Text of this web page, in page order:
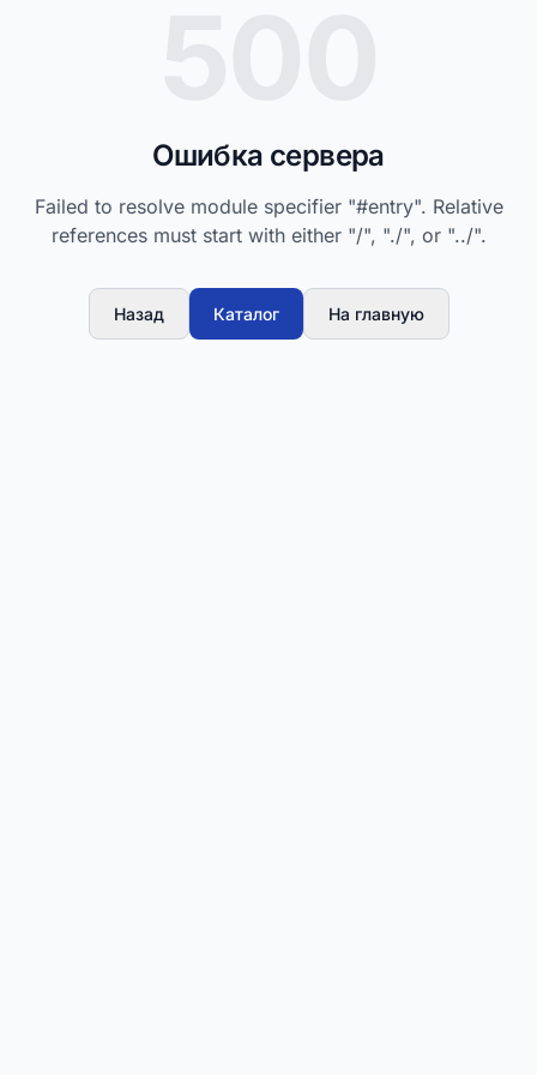
Ошибка сервера
Failed to resolve module specifier "#entry". Relative
references must start with either "/", "./", or "../".
Назад Каталог На главную